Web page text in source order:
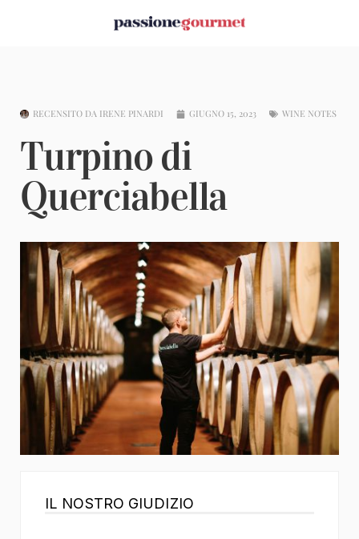
RECENSITO DA IRENE PINARDI GIUGNO 15, 2023 WINE NOTES
Turpino di
Querciabella
IL NOSTRO GIUDIZIO